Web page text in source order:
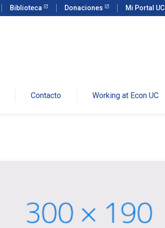
Biblioteca Donaciones Mi Portal UC
Contacto Working at Econ UC